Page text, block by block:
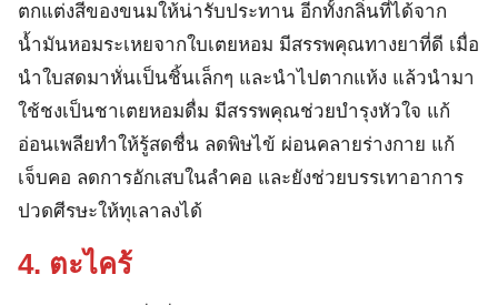
ตกแต่งสีของขนมให้น่ารับประทาน อีกทั้งกลิ่นที่ได้จาก
น้ำมันหอมระเหยจากใบเตยหอม มีสรรพคุณทางยาที่ดี เมื่อ
นำใบสดมาหั่นเป็นชิ้นเล็กๆ และนำไปตากแห้ง แล้วนำมา
ใช้ชงเป็นชาเตยหอมดื่ม มีสรรพคุณช่วยบำรุงหัวใจ แก้
อ่อนเพลียทำให้รู้สดชื่น ลดพิษไข้ ผ่อนคลายร่างกาย แก้
เจ็บคอ ลดการอักเสบในลำคอ และยังช่วยบรรเทาอาการ
ปวดศีรษะให้ทุเลาลงได้
4. ตะไคร้